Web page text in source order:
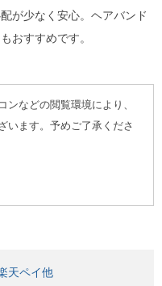
が少なく安心。ヘアバンド
おすすめです。
などの閲覧環境により、
います。予めご了承くださ
天ペイ他